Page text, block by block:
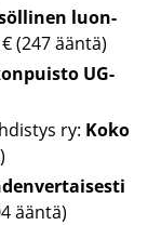
luon­
(247 ääntä)
UG-​
ry: Koko
ääntä)